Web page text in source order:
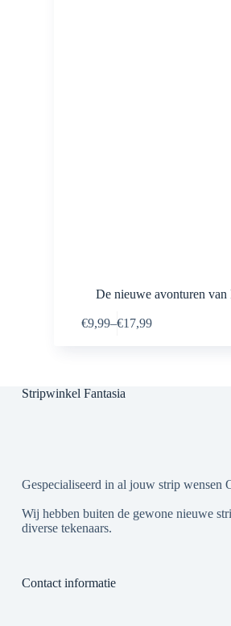
De nieuwe avonturen van
€9,99–€17,99
Stripwinkel Fantasia
Gespecialiseerd in al jouw strip wensen
Wij hebben buiten de gewone nieuwe
diverse tekenaars.
Contact informatie